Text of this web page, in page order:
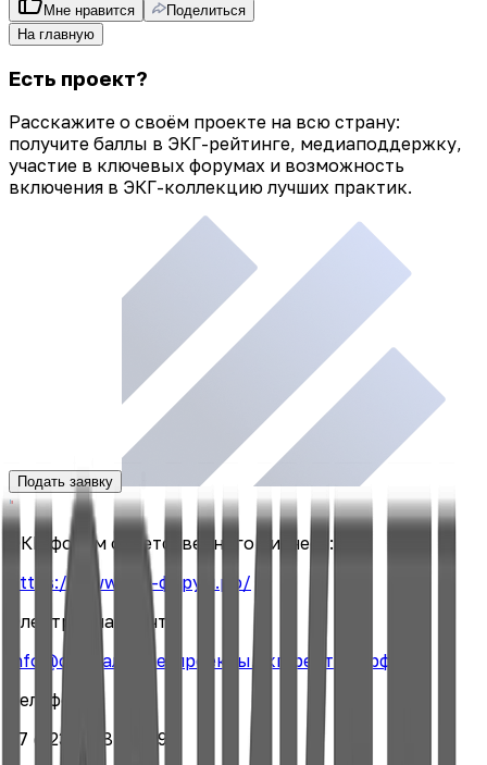
Мне нравится
Поделиться
На главную
Есть проект?
Расскажите о своём проекте на всю страну:
получите баллы в ЭКГ-рейтинге, медиаподдержку,
участие в ключевых форумах и возможность
включения в ЭКГ-коллекцию лучших практик.
Подать заявку
ЭКГ-форум ответственного бизнеса:
https://www.экг-форум.рф/
Электронная почта:
info@социальные-проекты.экг-рейтинг.рф
Телефон:
+7 (923) 498-11-49